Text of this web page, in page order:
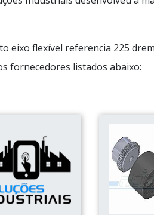
eixo flexível referencia 225
fornecedores listados abaixo: